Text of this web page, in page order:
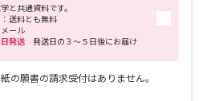
受付内容・発送状況の確認
と共通資料です。
送料とも無料
ール
発送 発送日の３～５日後にお届け
の願書の請求受付はありません。